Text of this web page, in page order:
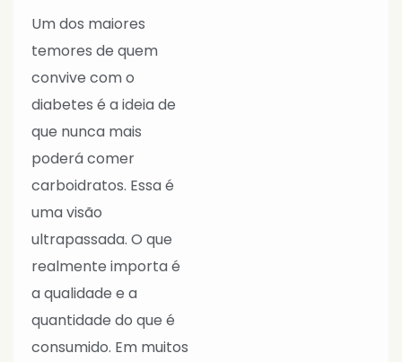
Um dos maiores
temores de quem
convive com o
diabetes é a ideia de
que nunca mais
poderá comer
carboidratos. Essa é
uma visão
ultrapassada. O que
realmente importa é
a qualidade e a
quantidade do que é
consumido. Em muitos